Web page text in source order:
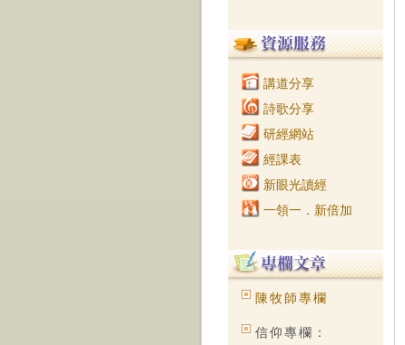
講道分享
詩歌分享
研經網站
經課表
新眼光讀經
一領一．新倍加
陳牧師專欄
信仰專欄：